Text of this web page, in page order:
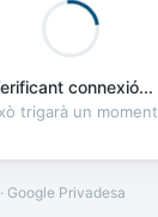
connexió...
trigarà un moment
Google Privadesa